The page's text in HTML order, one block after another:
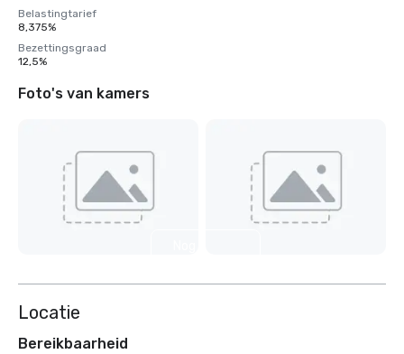
Belastingtarief
8,375%
Bezettingsgraad
12,5%
Foto's van kamers
Locatie
Bereikbaarheid